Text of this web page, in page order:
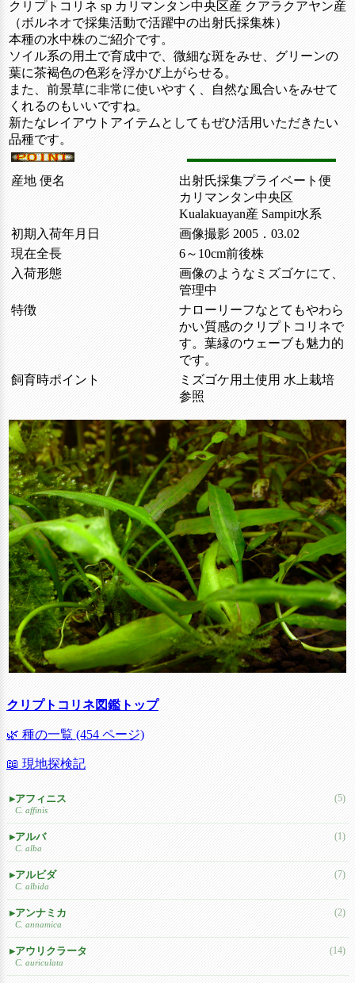
クリプトコリネ sp カリマンタン中央区産 クアラクアヤン産
（ボルネオで採集活動で活躍中の出射氏採集株）
本種の水中株のご紹介です。
ソイル系の用土で育成中で、微細な斑をみせ、グリーンの
葉に茶褐色の色彩を浮かび上がらせる。
また、前景草に非常に使いやすく、自然な風合いをみせて
くれるのもいいですね。
新たなレイアウトアイテムとしてもぜひ活用いただきたい
品種です。
産地 便名
出射氏採集プライベート便
カリマンタン中央区
Kualakuayan産 Sampit水系
初期入荷年月日
画像撮影 2005．03.02
現在全長
6～10cm前後株
入荷形態
画像のようなミズゴケにて、
管理中
特徴
ナローリーフなとてもやわら
かい質感のクリプトコリネで
す。葉縁のウェーブも魅力的
です。
飼育時ポイント
ミズゴケ用土使用 水上栽培
参照
クリプトコリネ図鑑トップ
🌿 種の一覧 (454 ページ)
📖 現地探検記
アフィニス
C. affinis
(5)
アルバ
C. alba
(1)
アルビダ
C. albida
(7)
アンナミカ
C. annamica
(2)
アウリクラータ
C. auriculata
(14)